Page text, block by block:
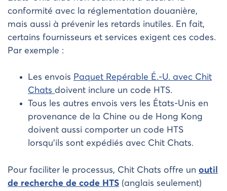
conformité avec la réglementation douanière,
mais aussi à prévenir les retards inutiles. En fait,
certains fournisseurs et services exigent ces codes.
Par exemple :
Les envois Paquet Repérable É.-U. avec Chit
Chats doivent inclure un code HTS.
Tous les autres envois vers les États-Unis en
provenance de la Chine ou de Hong Kong
doivent aussi comporter un code HTS
lorsqu’ils sont expédiés avec Chit Chats.
Pour faciliter le processus, Chit Chats offre un outil
de recherche de code HTS (anglais seulement)